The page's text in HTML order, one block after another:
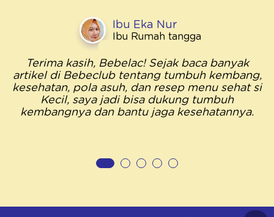
Ibu Eka Nur
Ibu Rumah tangga
Terima kasih, Bebelac! Sejak baca banyak
artikel di Bebeclub tentang tumbuh kembang,
kesehatan, pola asuh, dan resep menu sehat si
Kecil, saya jadi bisa dukung tumbuh
kembangnya dan bantu jaga kesehatannya.